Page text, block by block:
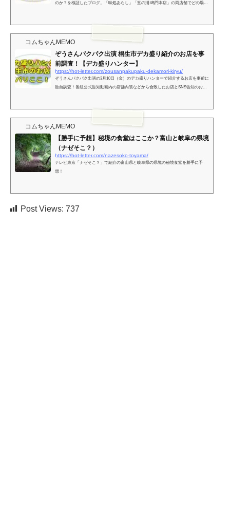
のか？を検証したブログ。「味処あらし」「堂の浦 鳴門本店」の両店舗でどの場所
コムちゃんMEMO
ぞうさんパクパク出演 桐生市デカ盛り紹介のお店を事
前調査！【デカ盛りハンター】
https://hot-letter.com/zousanpakupaku-dekamori-kiryu/
ぞうさんパクパク出演の3月10日（金）のデカ盛りハンターで紹介するお店を事前に
独自調査！番組公式告知動画内の店舗内装などから合致したお店とSNS告知のお店3
コムちゃんMEMO
【勝手に予想】秘境の食堂はここか？富山と岐阜の県境
（ナゼそこ？）
https://hot-letter.com/nazesoko-toyama/
テレビ東京「ナゼそこ？」で紹介の富山県と岐阜県の県境の秘境食堂を勝手に予
想！
Post Views: 737